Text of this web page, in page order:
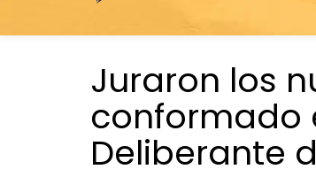
Juraron los
conformado
Deliberante